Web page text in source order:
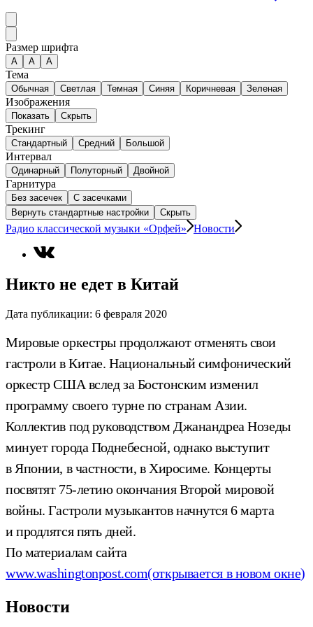
Размер шрифта
А A A
Тема
Обычная Светлая Темная Синяя Коричневая Зеленая
Изображения
Показать Скрыть
Трекинг
Стандартный Средний Большой
Интервал
Одинарный Полуторный Двойной
Гарнитура
Без засечек
С засечками
Вернуть стандартные настройки
Скрыть
Радио классической музыки «Орфей» Новости
Никто не едет в Китай
Дата публикации: 6 февраля 2020
Мировые оркестры продолжают отменять свои
гастроли в Китае. Национальный симфонический
оркестр США вслед за Бостонским изменил
программу своего турне по странам Азии.
Коллектив под руководством Джанандреа Нозеды
минует города Поднебесной, однако выступит
в Японии, в частности, в Хиросиме. Концерты
посвятят 75-летию окончания Второй мировой
войны. Гастроли музыкантов начнутся 6 марта
и продлятся пять дней.
По материалам сайта
www.washingtonpost.com(открывается в новом окне)
Новости